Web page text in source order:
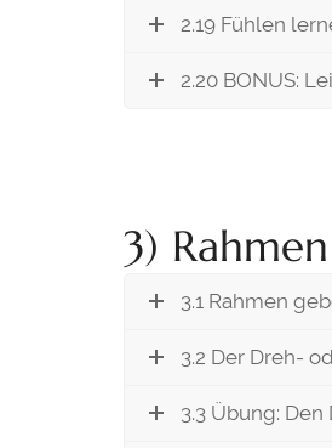
2.19 Fühlen
2.20 BONUS:
3)
3.1 Rahmen
3.2 Der Dreh-
3.3 Übung: